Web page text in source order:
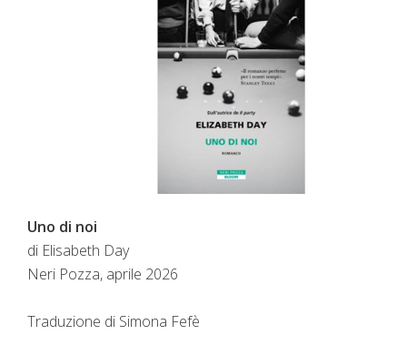
Uno di noi
di Elisabeth Day
Neri Pozza, aprile 2026
Traduzione di Simona Fefè